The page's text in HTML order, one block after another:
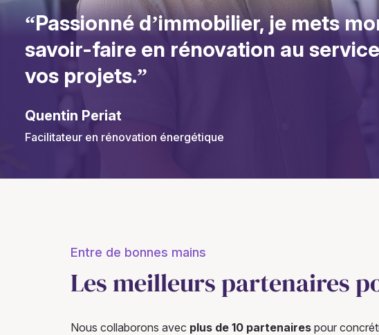
“Passionné d’immobilier, je mets
savoir-faire en rénovation au
vos projets.”
Quentin Periat
Facilitateur en rénovation énergétique
Entre de bonnes mains
Les meilleurs partenaires
Nous collaborons avec plus de 10 partenaires pour